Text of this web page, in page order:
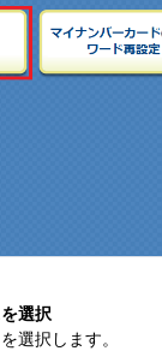
選択
選択します。